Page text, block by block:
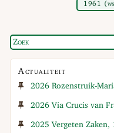
1961
Actualiteit
2026 Rozenstruik-
2026 Via Crucis van
2025 Vergeten Zaken,